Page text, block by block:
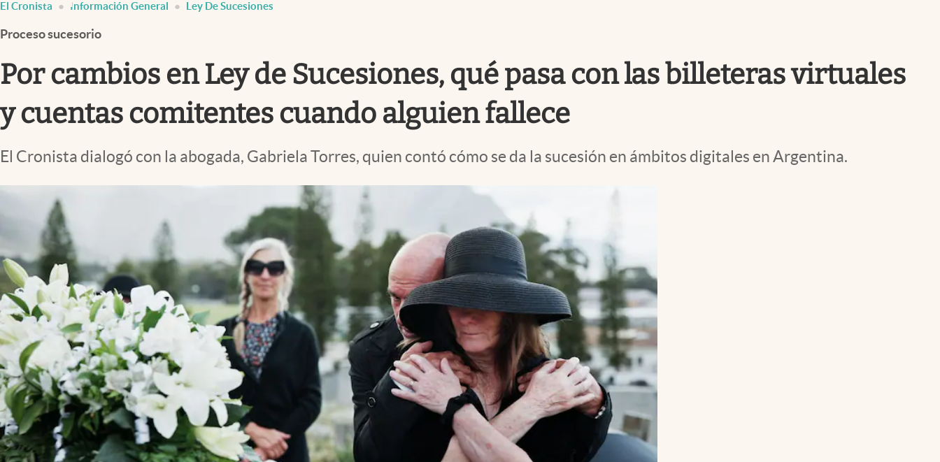
Infotechnology
Clase
Clima
Mundial 2026
Eventos Corporativos
El Cronista Información General Ley De Sucesiones
Proceso sucesorio
Por cambios en Ley de Sucesiones, qué pasa con las billeteras virtuales
y cuentas comitentes cuando alguien fallece
El Cronista dialogó con la abogada, Gabriela Torres, quien contó cómo se da la sucesión en ámbitos digitales en Argentina.